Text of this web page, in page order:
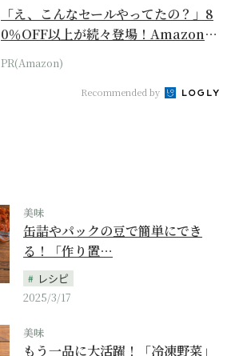
「え、こんなセールやってたの？」8
0％OFF以上が続々登場！Amazonの
本気が...
PR(Amazon)
Recommended by
美味
缶詰やパックの豆で簡単にでき
る！「作り置…
レシピ
2025/3/17
美味
もう一品に大活躍！「冷凍野菜」